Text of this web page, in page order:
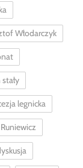
Włodarczyk
legnicka